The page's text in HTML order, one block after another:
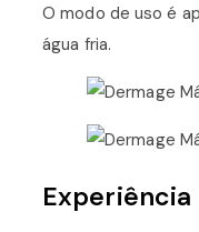
O modo de uso é
água fria.
Experiência